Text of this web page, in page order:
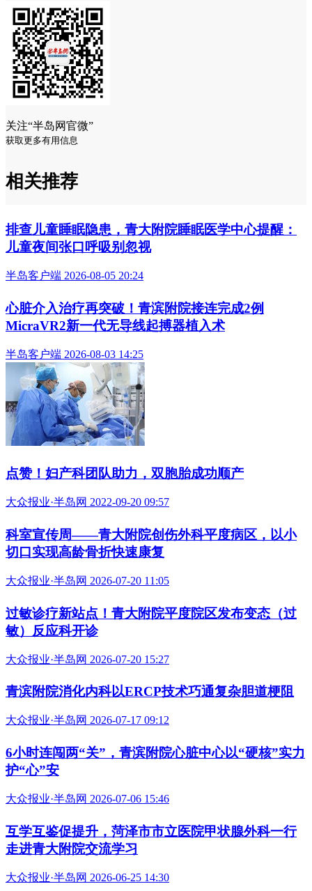
关注“半岛网官微”
获取更多有用信息
相关推荐
排查儿童睡眠隐患，青大附院睡眠医学中心提醒：
儿童夜间张口呼吸别忽视
半岛客户端 2026-08-05 20:24
心脏介入治疗再突破！青滨附院接连完成2例
MicraVR2新一代无导线起搏器植入术
半岛客户端 2026-08-03 14:25
点赞！妇产科团队助力，双胞胎成功顺产
大众报业·半岛网 2022-09-20 09:57
科室宣传周——青大附院创伤外科平度病区，以小
切口实现高龄骨折快速康复
大众报业·半岛网 2026-07-20 11:05
过敏诊疗新站点！青大附院平度院区发布变态（过
敏）反应科开诊
大众报业·半岛网 2026-07-20 15:27
青滨附院消化内科以ERCP技术巧通复杂胆道梗阻
大众报业·半岛网 2026-07-17 09:12
6小时连闯两“关”，青滨附院心脏中心以“硬核”实力
护“心”安
大众报业·半岛网 2026-07-06 15:46
互学互鉴促提升，菏泽市市立医院甲状腺外科一行
走进青大附院交流学习
大众报业·半岛网 2026-06-25 14:30